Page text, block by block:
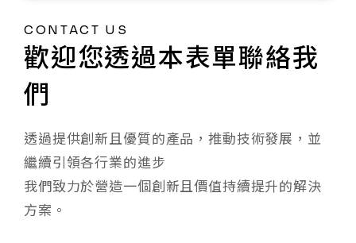
CONTACT US
歡迎您透過本表單聯絡我
們
透過提供創新且優質的產品，推動技術發展，並
繼續引領各行業的進步
我們致力於營造一個創新且價值持續提升的解決
方案。